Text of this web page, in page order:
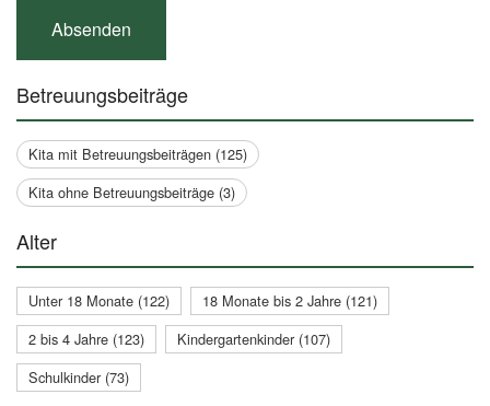
Betreuungsbeiträge
Kita mit Betreuungsbeiträgen (125)
Kita ohne Betreuungsbeiträge (3)
Alter
Unter 18 Monate (122)
18 Monate bis 2 Jahre (121)
2 bis 4 Jahre (123)
Kindergartenkinder (107)
Schulkinder (73)